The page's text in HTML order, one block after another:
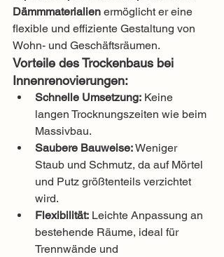
Dämmmaterialien ermöglicht er eine
flexible und effiziente Gestaltung von
Wohn- und Geschäftsräumen.
Vorteile des Trockenbaus bei
Innenrenovierungen:
Schnelle Umsetzung: Keine
langen Trocknungszeiten wie beim
Massivbau.
Saubere Bauweise: Weniger
Staub und Schmutz, da auf Mörtel
und Putz größtenteils verzichtet
wird.
Flexibilität: Leichte Anpassung an
bestehende Räume, ideal für
Trennwände und